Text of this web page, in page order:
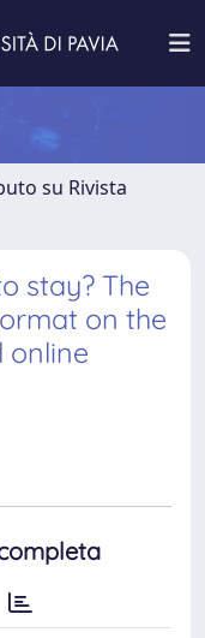
su Rivista
stay? The
on the
online